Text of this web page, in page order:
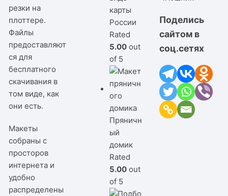
резки на
плоттере.
Файлы
предоставляют
ся для
бесплатного
скачивания в
том виде, как
они есть.
Макеты
собраны с
просторов
интернета и
удобно
распределены
карты
России
Rated
5.00 out
of 5
Пряничн
ый
домик
Rated
5.00 out
of 5
Поделись
сайтом в
соц.сетях